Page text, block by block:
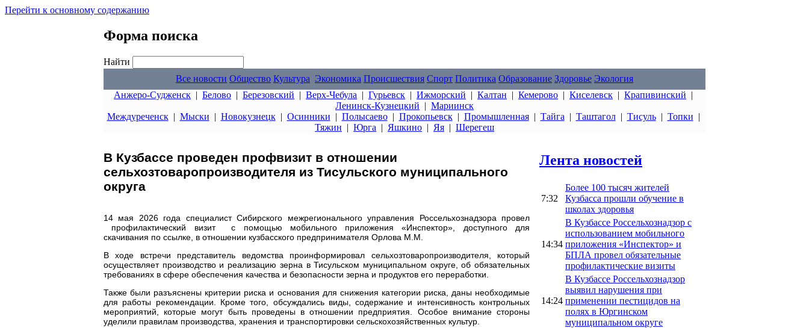
Перейти к основному содержанию
Форма поиска
Найти
Все новости Общество Культура Экономика Происшествия Спорт Политика Образование Здоровье Экология
Анжеро-Судженск | Белово | Березовский | Верх-Чебула | Гурьевск | Ижморский | Калтан | Кемерово | Киселевск | Крапивинский |
Ленинск-Кузнецкий | Мариинск
Междуреченск| Мыски | Новокузнецк| Осинники | Полысаево| Прокопьевск| Промышленная| Тайга | Таштагол| Тисуль| Топки |
Тяжин | Юрга | Яшкино | Яя | Шерегеш
В Кузбассе проведен профвизит в отношении
сельхозтоваропроизводителя из Тисульского муниципального
округа
14 мая 2026 года специалист Сибирского межрегионального управления Россельхознадзора провел
профилактический визит с помощью мобильного приложения «Инспектор», доступного для
скачивания по ссылке, в отношении кузбасского предпринимателя Орлова М.М.
В ходе встречи представитель ведомства проинформировал сельхозтоваропроизводителя, который
осуществляет производство и реализацию зерна в Тисульском муниципальном округе, об обязательных
требованиях в сфере обеспечения качества и безопасности зерна и продуктов его переработки.
Также были разъяснены критерии риска и основания для снижения категории риска, даны необходимые
для работы рекомендации. Кроме того, обсуждались виды, содержание и интенсивность контрольных
мероприятий, которые могут быть проведены в отношении предприятия. Особое внимание стороны
уделили правилам производства, хранения и транспортировки сельскохозяйственных культур.
Лента новостей
7:32
Более 100 тысяч жителей
Кузбасса прошли обучение в
школах здоровья
14:34
В Кузбассе Россельхознадзор с
использованием мобильного
приложения «Инспектор» и
БПЛА провел обязательные
профилактические визиты
14:24
В Кузбассе Россельхознадзор
выявил нарушения при
применении пестицидов на
полях в Юргинском
муниципальном округе